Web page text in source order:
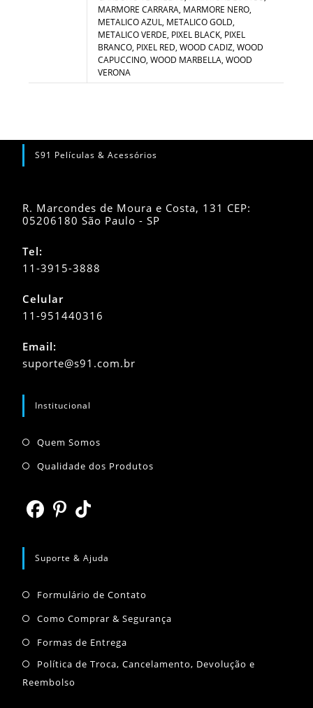
MARMORE CARRARA, MARMORE NERO,
METALICO AZUL, METALICO GOLD,
METALICO VERDE, PIXEL BLACK, PIXEL
BRANCO, PIXEL RED, WOOD CADIZ, WOOD
CAPUCCINO, WOOD MARBELLA, WOOD
VERONA
S91 Películas & Acessórios
R. Marcondes de Moura e Costa, 131 CEP:
05206180 São Paulo - SP
Tel:
11-3915-3888
Celular
11-951440316
em
seu
Email:
suporte@s91.com.brAbre
Institucional
Quem SomosAbre
Qualidade dos ProdutosAbre
em
nova
aba
em
nova
aba
em
nova
Suporte & Ajuda
Formulário de Contato
aba
Como Comprar & SegurançaAbre
Formas de EntregaAbre
em
Política de Troca, Cancelamento, Devolução e
Reembolso